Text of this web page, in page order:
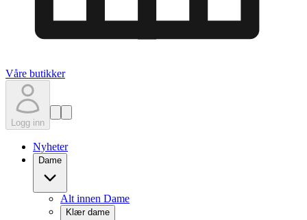
Våre butikker
Logg inn
Nyheter
Dame
Alt innen Dame
Klær dame